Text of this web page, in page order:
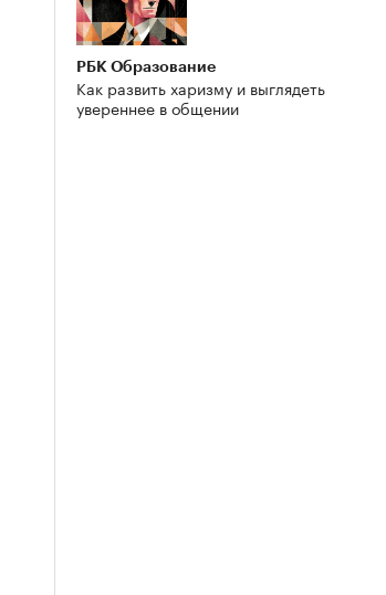
РБК Образование
Как развить харизму и выглядеть
увереннее в общении